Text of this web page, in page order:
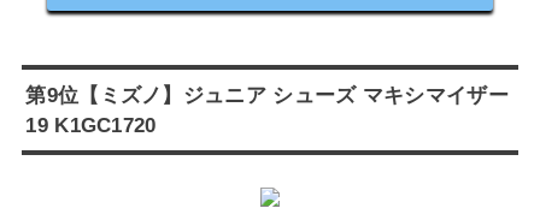
第9位【ミズノ】ジュニア シューズ マキシマイザー
19 K1GC1720